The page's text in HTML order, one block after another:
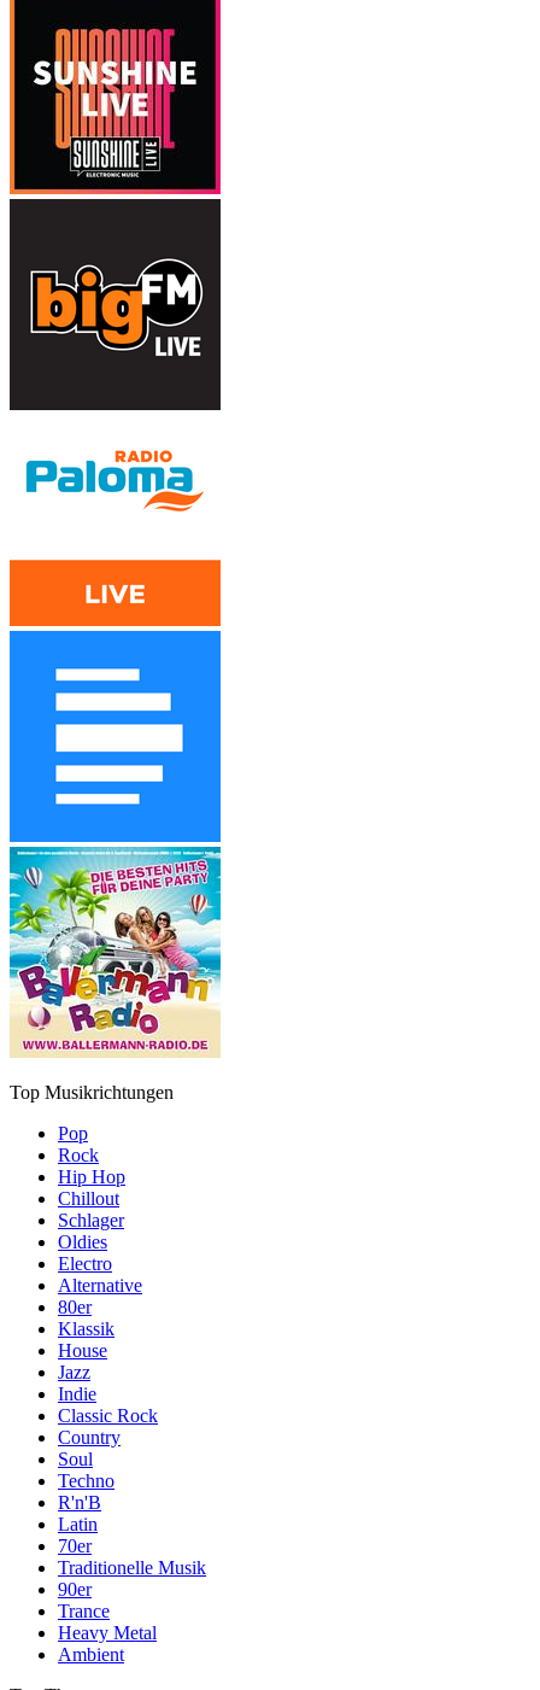
Top Musikrichtungen
Pop
Rock
Hip Hop
Chillout
Schlager
Oldies
Electro
Alternative
80er
Klassik
House
Jazz
Indie
Classic Rock
Country
Soul
Techno
R'n'B
Latin
70er
Traditionelle Musik
90er
Trance
Heavy Metal
Ambient